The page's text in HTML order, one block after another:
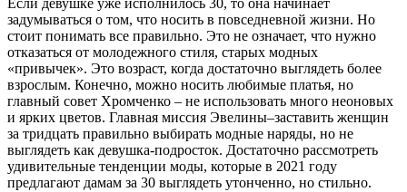
Если девушке уже исполнилось 30, то она начинает
задумываться о том, что носить в повседневной жизни. Но
стоит понимать все правильно. Это не означает, что нужно
отказаться от молодежного стиля, старых модных
«привычек». Это возраст, когда достаточно выглядеть более
взрослым. Конечно, можно носить любимые платья, но
главный совет Хромченко – не использовать много неоновых
и ярких цветов. Главная миссия Эвелины–заставить женщин
за тридцать правильно выбирать модные наряды, но не
выглядеть как девушка-подросток. Достаточно рассмотреть
удивительные тенденции моды, которые в 2021 году
предлагают дамам за 30 выглядеть утонченно, но стильно.